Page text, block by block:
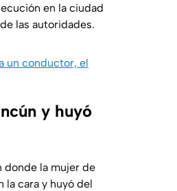
en la ciudad
las autoridades.
un conductor, el
y huyó
donde la mujer de
la cara y huyó del